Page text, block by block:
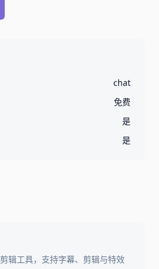
chat
免费
是
是
辑工具，支持字幕、剪辑与特效